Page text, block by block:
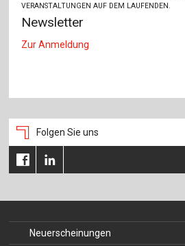
Sprache / Language: DE
VERANSTALTUNGEN AUF DEM LAUFENDEN.
Newsletter
Zur Anmeldung
Folgen Sie uns
Neuerscheinungen